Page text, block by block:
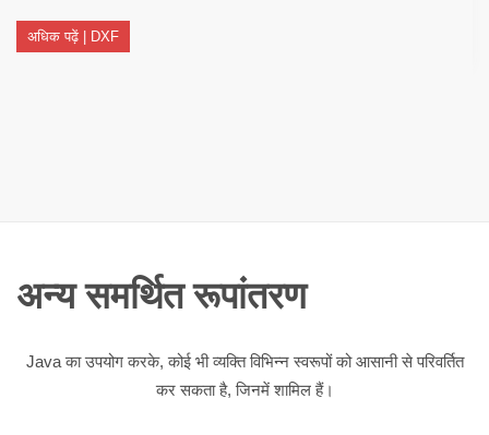
अधिक पढ़ें | DXF
अन्य समर्थित रूपांतरण
Java का उपयोग करके, कोई भी व्यक्ति विभिन्न स्वरूपों को आसानी से परिवर्तित
कर सकता है, जिनमें शामिल हैं।